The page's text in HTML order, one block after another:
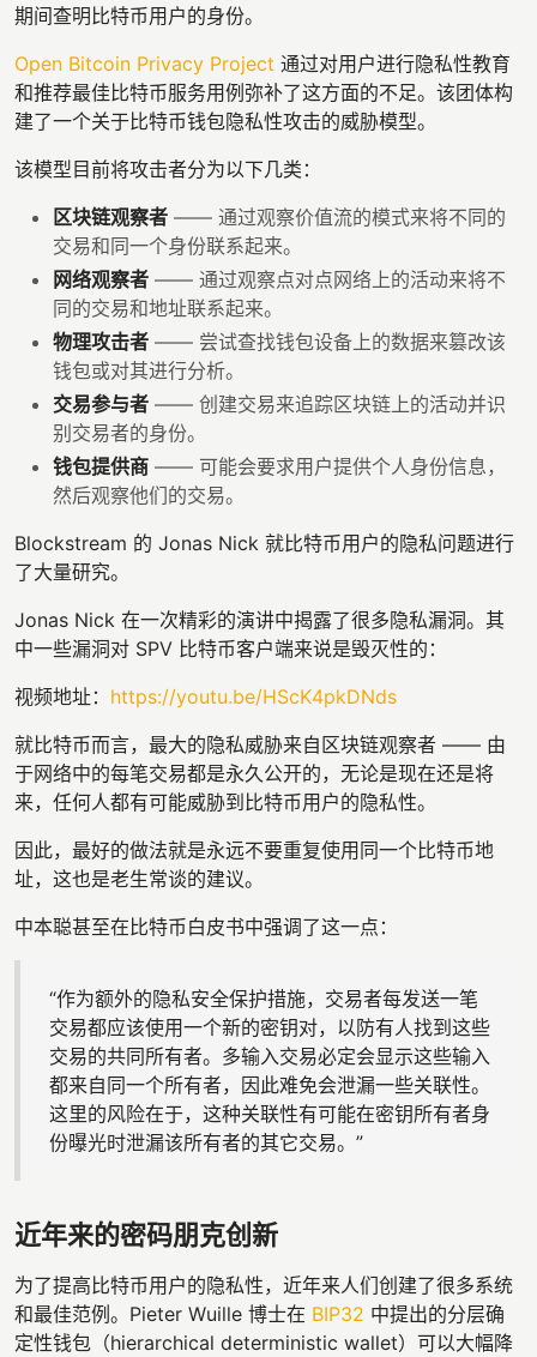
期间查明比特币用户的身份。
Open Bitcoin Privacy Project 通过对用户进行隐私性教育
和推荐最佳比特币服务用例弥补了这方面的不足。该团体构
建了一个关于比特币钱包隐私性攻击的威胁模型。
该模型目前将攻击者分为以下几类：
区块链观察者 —— 通过观察价值流的模式来将不同的
交易和同一个身份联系起来。
网络观察者 —— 通过观察点对点网络上的活动来将不
同的交易和地址联系起来。
物理攻击者 —— 尝试查找钱包设备上的数据来篡改该
钱包或对其进行分析。
交易参与者 —— 创建交易来追踪区块链上的活动并识
别交易者的身份。
钱包提供商 —— 可能会要求用户提供个人身份信息，
然后观察他们的交易。
Blockstream 的 Jonas Nick 就比特币用户的隐私问题进行
了大量研究。
Jonas Nick 在一次精彩的演讲中揭露了很多隐私漏洞。其
中一些漏洞对 SPV 比特币客户端来说是毁灭性的：
视频地址： https://youtu.be/HScK4pkDNds
就比特币而言，最大的隐私威胁来自区块链观察者 —— 由
于网络中的每笔交易都是永久公开的，无论是现在还是将
来，任何人都有可能威胁到比特币用户的隐私性。
因此，最好的做法就是永远不要重复使用同一个比特币地
址，这也是老生常谈的建议。
中本聪甚至在比特币白皮书中强调了这一点：
“作为额外的隐私安全保护措施，交易者每发送一笔
交易都应该使用一个新的密钥对，以防有人找到这些
交易的共同所有者。多输入交易必定会显示这些输入
都来自同一个所有者，因此难免会泄漏一些关联性。
这里的风险在于，这种关联性有可能在密钥所有者身
份曝光时泄漏该所有者的其它交易。”
近年来的密码朋克创新
为了提高比特币用户的隐私性，近年来人们创建了很多系统
和最佳范例。Pieter Wuille 博士在 BIP32 中提出的分层确
定性钱包（hierarchical deterministic wallet）可以大幅降